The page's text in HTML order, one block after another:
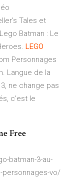
Tales et
Batman : Le
LEGO
Personnages
Langue de la
ne change pas
c'est le
Free
batman-3-au-
personnages-vo/